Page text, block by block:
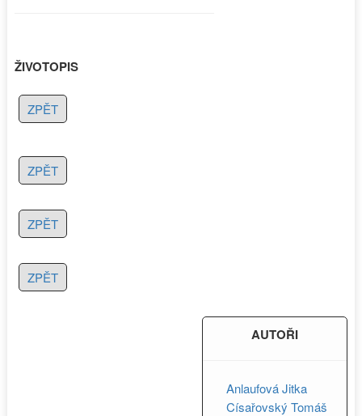
ŽIVOTOPIS
ZPĚT
ZPĚT
ZPĚT
ZPĚT
AUTOŘI
Anlaufová Jitka
Císařovský Tomáš